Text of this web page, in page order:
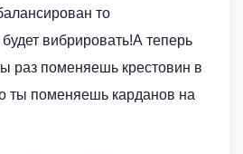
то
вибрировать!А теперь
раз поменяешь крестовин в
ты поменяешь карданов на